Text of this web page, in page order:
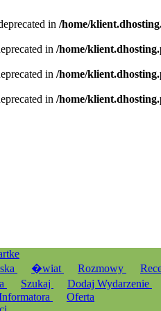
in /home/
in /home/
in /home/
in /home/
�wiat Rozmowy
Szukaj Dodaj Wydarzenie
Oferta